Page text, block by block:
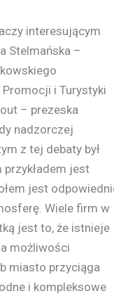
interesującym
Stelmańska –
i Turystyki
– prezeska
nadzorczej
z tej debaty był
przykładem jest
jest
Wiele firm w
jest to, że istnieje
możliwości
miasto przyciąga
i kompleksowe